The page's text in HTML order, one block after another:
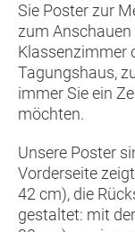
Sie Poster zur
zum Anschauen
Klassenzimmer
Tagungshaus,
immer Sie ein
möchten.
Unsere Poster
Vorderseite
42 cm), die
gestaltet: mit